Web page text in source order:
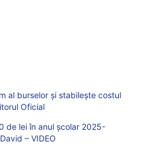
al burselor și stabilește costul
Oficial
de lei în anul școlar 2025-
– VIDEO